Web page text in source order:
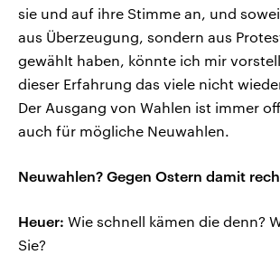
sie und auf ihre Stimme an, und
aus Überzeugung, sondern aus
gewählt haben, könnte ich mir
dieser Erfahrung das viele nicht
Der Ausgang von Wahlen ist immer
auch für mögliche Neuwahlen.
Neuwahlen? Gegen Ostern damit
Heuer: Wie schnell kämen die denn?
Sie?